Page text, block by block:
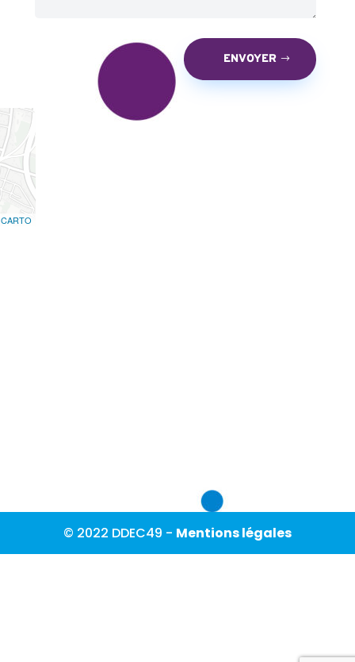
ENVOYER
CARTO
© 2022 DDEC49 - Mentions légales